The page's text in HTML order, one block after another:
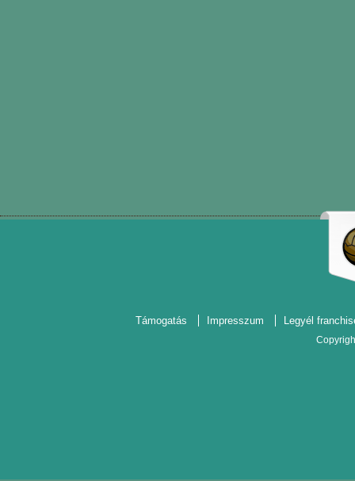
Támogatás Impresszum Legyél